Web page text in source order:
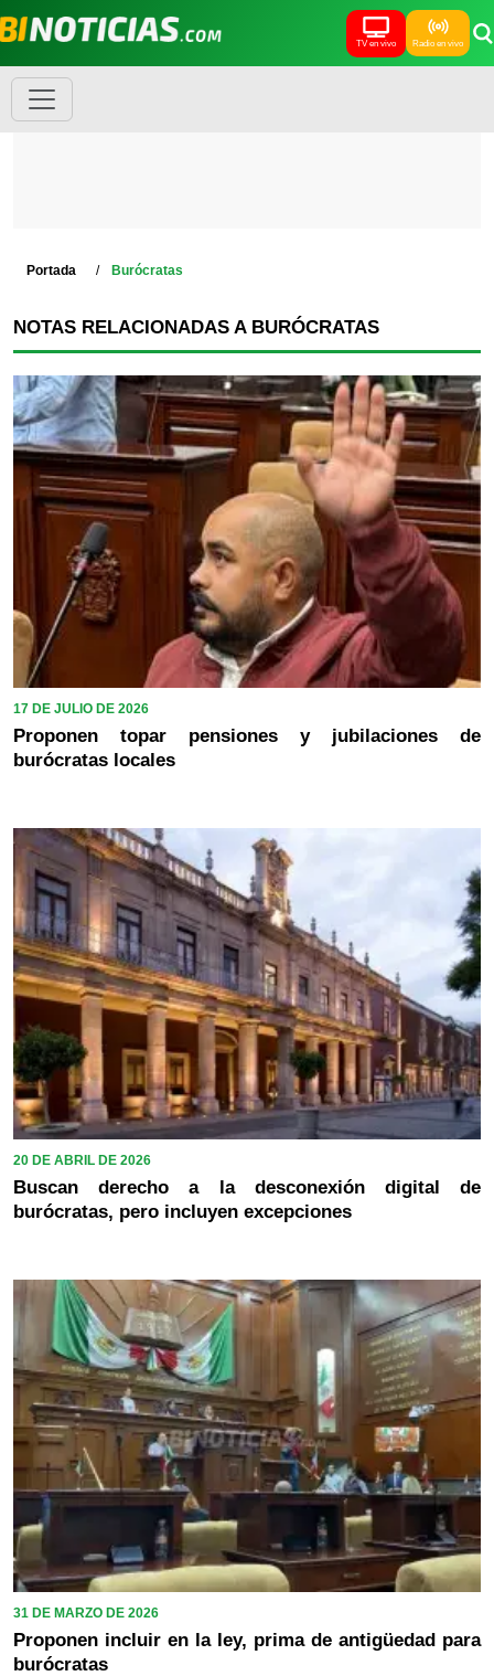
TV en vivo Radio en vivo
Portada Burócratas
NOTAS RELACIONADAS A BURÓCRATAS
17 DE JULIO DE 2026
Proponen topar pensiones y jubilaciones de
burócratas locales
20 DE ABRIL DE 2026
Buscan derecho a la desconexión digital de
burócratas, pero incluyen excepciones
31 DE MARZO DE 2026
Proponen incluir en la ley, prima de antigüedad para
burócratas